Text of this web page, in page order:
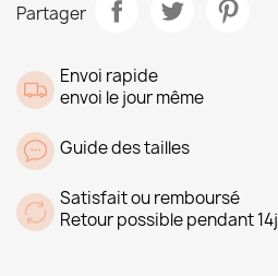
Partager
Envoi rapide
envoi le jour même
Guide des tailles
Satisfait ou remboursé
Retour possible pendant 14j